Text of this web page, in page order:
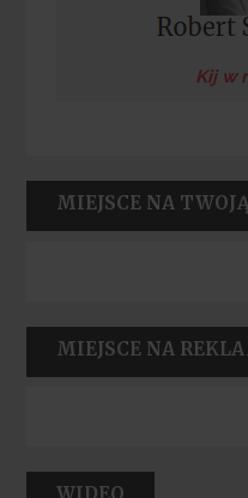
Kij w
MIEJSCE NA
MIEJSCE NA